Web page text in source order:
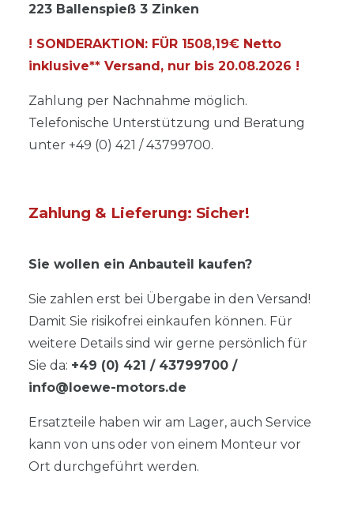
223 Ballenspieß 3 Zinken
! SONDERAKTION: FÜR 1508,19€ Netto
inklusive** Versand, nur bis 20.08.2026 !
Zahlung per Nachnahme möglich.
Telefonische Unterstützung und Beratung
unter +49 (0) 421 / 43799700.
Zahlung & Lieferung: Sicher!
Sie wollen ein Anbauteil kaufen?
Sie zahlen erst bei Übergabe in den Versand!
Damit Sie risikofrei einkaufen können. Für
weitere Details sind wir gerne persönlich für
Sie da: +49 (0) 421 / 43799700 /
info@loewe-motors.de
Ersatzteile haben wir am Lager, auch Service
kann von uns oder von einem Monteur vor
Ort durchgeführt werden.